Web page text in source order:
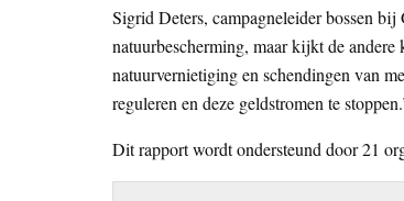
Sigrid Deters, campagneleider bossen
natuurbescherming, maar kijkt de
natuurvernietiging en schendingen van
reguleren en deze geldstromen te
Dit rapport wordt ondersteund door 21